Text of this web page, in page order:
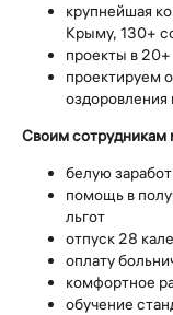
крупнейшая
Крыму, 130+
проекты в
проектируем
оздоровления
Своим сотрудникам
белую
помощь в
льгот
отпуск 28
оплату
комфортное
обучение